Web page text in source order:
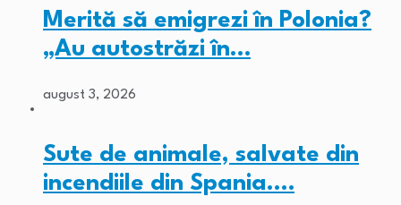
Merită să emigrezi în Polonia?
„Au autostrăzi în…
august 3, 2026
Sute de animale, salvate din
incendiile din Spania.…